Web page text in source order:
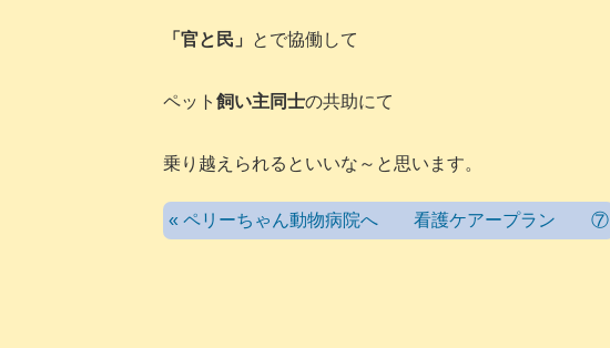
「官と民」 とで協働して
ペット 飼い主同士の共助にて
乗り越えられるといいな～と思います。
« ペリーちゃん動物病院へ 看護ケアープラン ⑦